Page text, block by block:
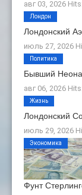
авг 03, 2026
Лондонский
июль 27, 2026
Лондон
Бывший
авг 06, 2026
Политика
Лондонский
июль 29, 2026
Жизнь
Фунт
Экономика